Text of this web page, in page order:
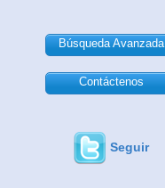
Búsqueda Avanzada
Contáctenos
Seguir